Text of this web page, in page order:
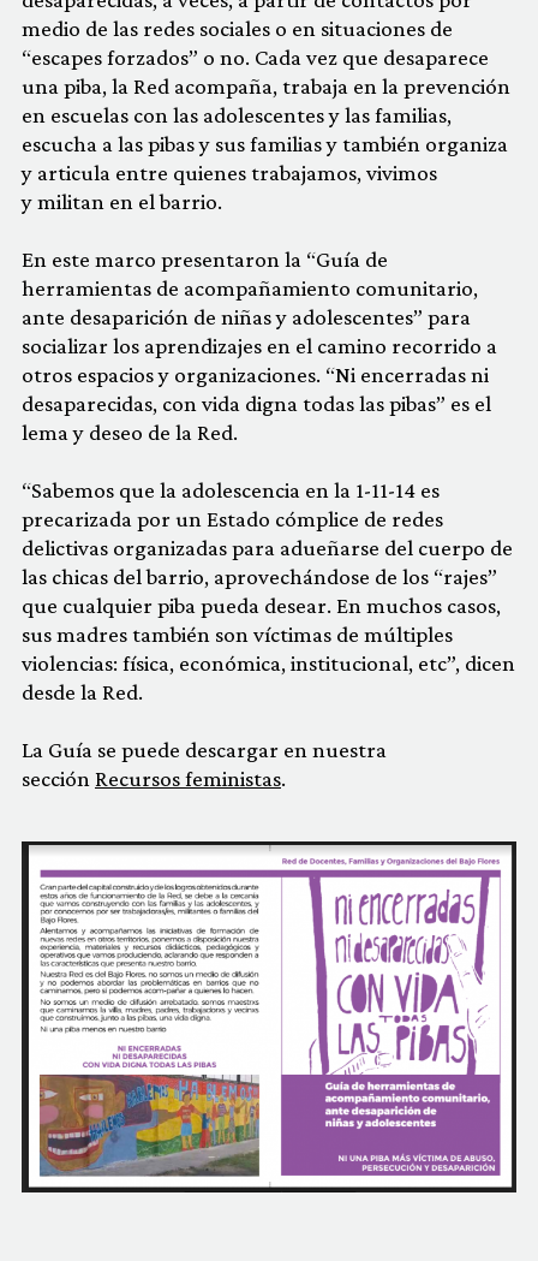
medio de las redes sociales o en situaciones de
“escapes forzados” o no. Cada vez que desaparece
una piba, la Red acompaña, trabaja en la prevención
en escuelas con las adolescentes y las familias,
escucha a las pibas y sus familias y también organiza
y articula entre quienes trabajamos, vivimos
y militan en el barrio.
En este marco presentaron la “Guía de
herramientas de acompañamiento comunitario,
ante desaparición de niñas y adolescentes” para
socializar los aprendizajes en el camino recorrido a
otros espacios y organizaciones. “Ni encerradas ni
desaparecidas, con vida digna todas las pibas” es el
lema y deseo de la Red.
“Sabemos que la adolescencia en la 1-11-14 es
precarizada por un Estado cómplice de redes
delictivas organizadas para adueñarse del cuerpo de
las chicas del barrio, aprovechándose de los “rajes”
que cualquier piba pueda desear. En muchos casos,
sus madres también son víctimas de múltiples
violencias: física, económica, institucional, etc”, dicen
desde la Red.
La Guía se puede descargar en nuestra
sección Recursos feministas.